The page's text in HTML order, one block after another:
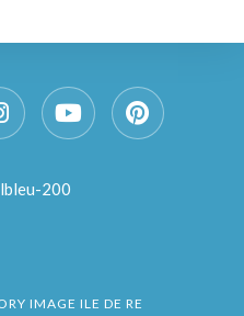
IMAGE ILE DE RE